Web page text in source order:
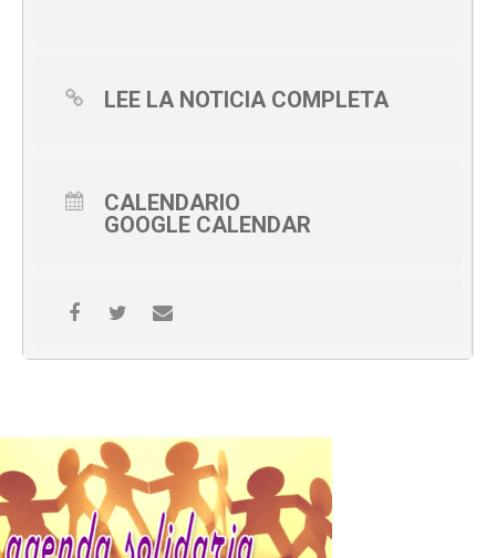
LEE LA NOTICIA COMPLETA
CALENDARIO
GOOGLE CALENDAR